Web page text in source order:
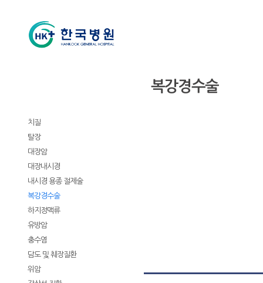
치질
탈장
대장암
대장내시경
내시경 용종 절제술
복강경수술
하지정맥류
유방암
충수염
담도 및 췌장질환
위암
복강경수술